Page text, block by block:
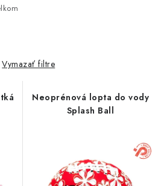
Vymazať filtre
Neoprénová lopta do vody
Splash Ball